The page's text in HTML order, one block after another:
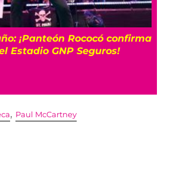
¡Panteón Rococó confirma
Estadio GNP Seguros!
, Paul McCartney